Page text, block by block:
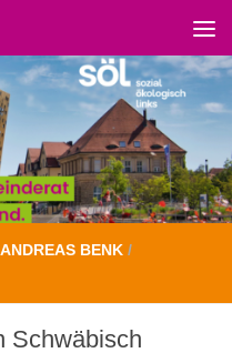
BENK /
Schwäbisch